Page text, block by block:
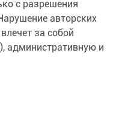
с разрешения
авторских
за собой
административную и